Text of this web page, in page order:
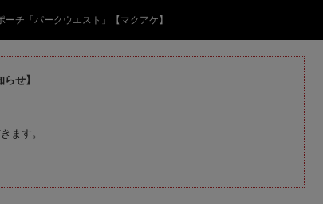
チ「パークウエスト」【マクアケ】
せ】
ます。